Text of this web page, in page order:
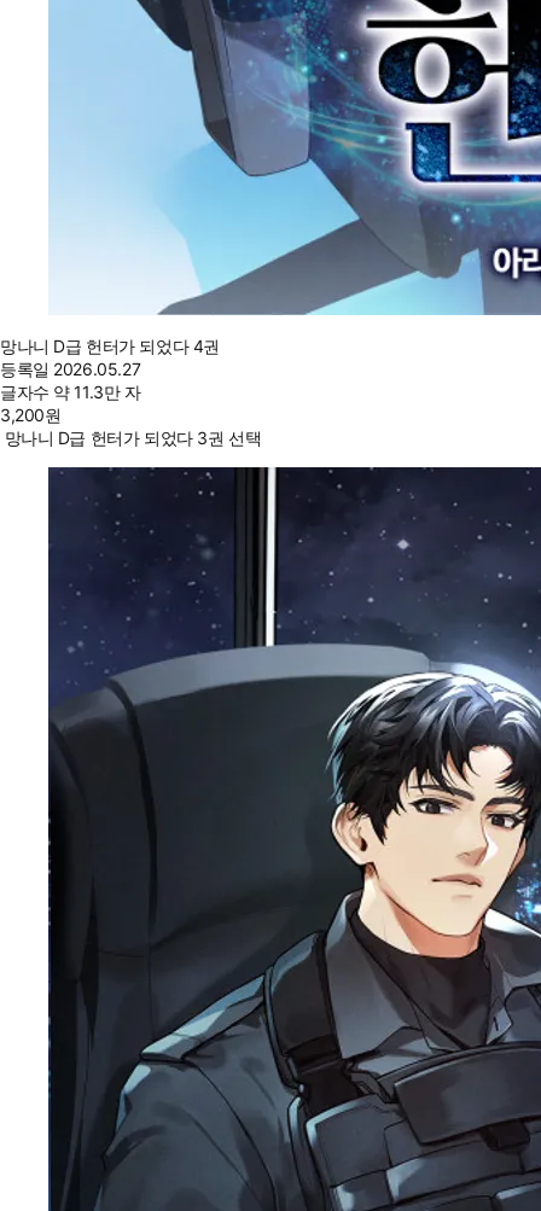
망나니 D급 헌터가 되었다 4권
등록일 2026.05.27
글자수 약 11.3만 자
3,200원
망나니 D급 헌터가 되었다 3권 선택